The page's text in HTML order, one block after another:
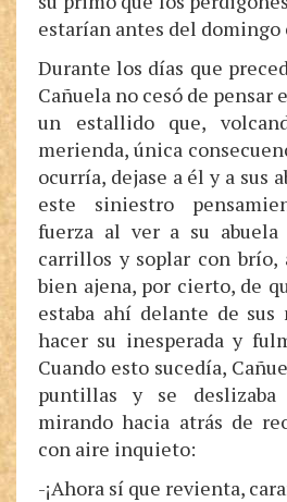
estarían antes del domingo
Durante los días que
Cañuela no cesó de pensar
un estallido que,
merienda, única
ocurría, dejase a él y a sus
este siniestro
fuerza al ver a su
carrillos y soplar con brío,
bien ajena, por cierto, de
estaba ahí delante de sus
hacer su inesperada y
Cuando esto sucedía,
puntillas y se
mirando hacia atrás de
con aire inquieto:
-¡Ahora sí que revienta,